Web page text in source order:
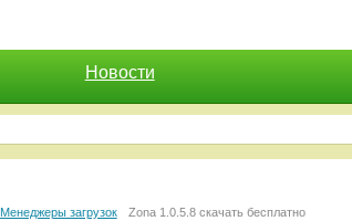
Новости
Менеджеры загрузок Zona 1.0.5.8 скачать бесплатно